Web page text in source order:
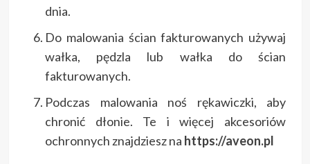
dnia.
Do malowania ścian fakturowanych używaj
wałka, pędzla lub wałka do ścian
fakturowanych.
Podczas malowania noś rękawiczki, aby
chronić dłonie. Te i więcej akcesoriów
ochronnych znajdziesz na https://aveon.pl